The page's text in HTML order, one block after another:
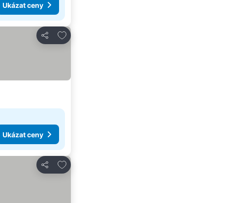
Ukázat ceny
Sdílet
Přidat na seznam oblíbených hotelů
Ukázat ceny
Sdílet
Přidat na seznam oblíbených hotelů